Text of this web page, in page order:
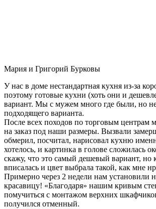
Мария и Григорий Бурковы
У нас в доме нестандартная кухня из-за
поэтому готовые кухни (хоть они и
вариант. Мы с мужем много где были, но
подходящего варианта.
После всех походов по торговым центрам
на заказ под наши размеры. Вызвали
обмерил, посчитал, нарисовал кухню
хотелось, и картинка в голове сложилась
скажу, что это самый дешевый вариант, но
вписалась и цвет выбрала такой, как мне
Примерно через 2 недели нам установили
красавицу! «Благодаря» нашим кривым
помучиться с монтажом верхних
получился отменный.